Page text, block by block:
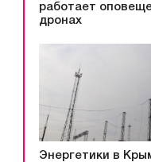
работает
дронах
Энергетики в